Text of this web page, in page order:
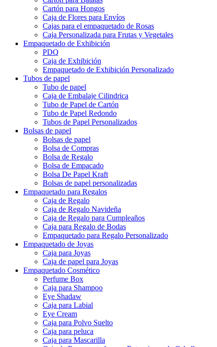
Caja para Tomates
Cartón para Batatas
Cartón para Hongos
Caja de Flores para Envíos
Cajas para el empaquetado de Rosas
Caja Personalizada para Frutas y Vegetales
Empaquetado de Exhibición
PDQ
Caja de Exhibición
Empaquetado de Exhibición Personalizado
Tubos de papel
Tubo de papel
Caja de Embalaje Cilindrica
Tubo de Papel de Cartón
Tubo de Papel Redondo
Tubos de Papel Personalizados
Bolsas de papel
Bolsas de papel
Bolsa de Compras
Bolsa de Regalo
Bolsa de Empacado
Bolsa De Papel Kraft
Bolsas de papel personalizadas
Empaquetado para Regalos
Caja de Regalo
Caja de Regalo Navideña
Caja de Regalo para Cumpleaños
Caja para Regalo de Bodas
Empaquetado para Regalo Personalizado
Empaquetado de Joyas
Caja para Joyas
Caja de papel para Joyas
Empaquetado Cosmético
Perfume Box
Caja para Shampoo
Eye Shadaw
Caja para Labial
Eye Cream
Caja para Polvo Suelto